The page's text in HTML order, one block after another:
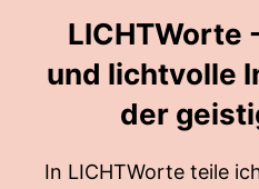
LICHTWorte
und lichtvolle
der
In LICHTWorte teile